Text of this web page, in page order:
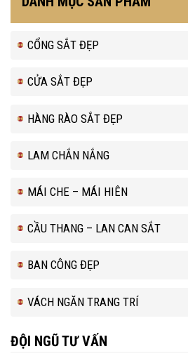
CỔNG SẮT ĐẸP
CỬA SẮT ĐẸP
HÀNG RÀO SẮT ĐẸP
LAM CHẮN NẮNG
MÁI CHE – MÁI HIÊN
CẦU THANG – LAN CAN SẮT
BAN CÔNG ĐẸP
VÁCH NGĂN TRANG TRÍ
ĐỘI NGŨ TƯ VẤN